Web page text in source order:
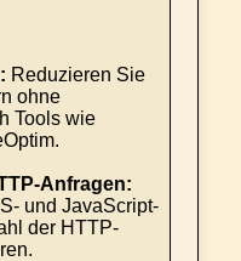
Reduzieren Sie
ohne
Tools wie
Anfragen:
und JavaScript-
der HTTP-